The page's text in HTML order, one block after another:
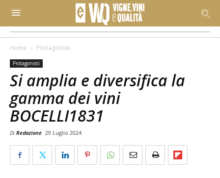
Home Protagonisti
Protagonisti
Si amplia e diversifica la
gamma dei vini
BOCELLI1831
Di Redazione 29 Luglio 2024